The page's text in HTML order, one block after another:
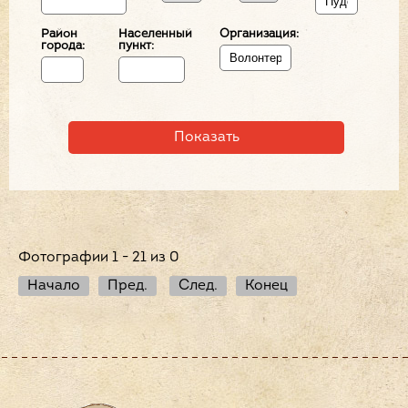
Район
города:
Населенный
пункт:
Организация:
Фотографии 1 - 21 из 0
Начало
Пред. След. Конец